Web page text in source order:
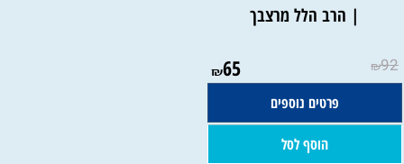
| הרב הלל מרצבך
₪92
₪65
פרטים נוספים
הוסף לסל